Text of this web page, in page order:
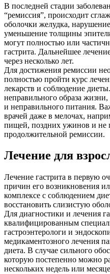
В последней стадии
“ремиссия”, происходит
оболочки желудка,
уменьшение толщины
могут полностью или
гастрита. Дальнейшее
через несколько лет.
Для достижения ремиссии
полностью пройти курс
лекарств и соблюдение
неправильного образа
и неправильного питания.
врачей даже в мелочах,
пищей, поздних ужинов и не
продолжительной ремиссии.
Лечение для
Лечение гастрита в первую
причин его возникновения
комплексе с соблюдением
восстановить слизистую
Для диагностики и лечения
квалифицированным
гастроэнтерологи и
медикаментозного лечения
диета. В случае сильного
которую постепенно можно
нескольких недель или